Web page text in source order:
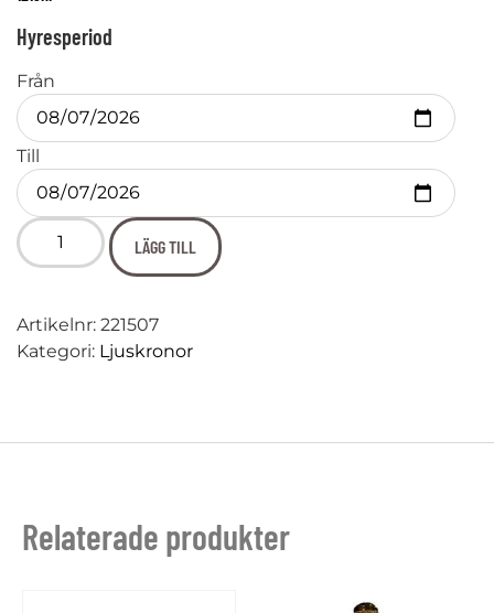
Hyresperiod
Från
Till
LÄGG TILL
Artikelnr: 221507
Kategori: Ljuskronor
Relaterade produkter